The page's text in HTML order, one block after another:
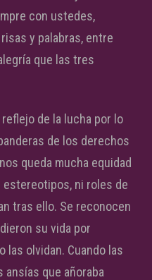
con ustedes,
y palabras, entre
que las tres
de la lucha por lo
de los derechos
queda mucha equidad
ni roles de
tras ello. Se reconocen
su vida por
olvidan. Cuando las
ansías que añoraba